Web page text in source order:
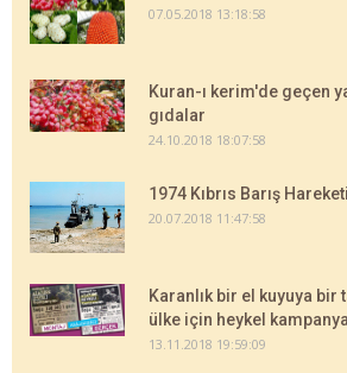
07.05.2018 13:18:58
Kuran-ı kerim'de geçen
gıdalar
24.10.2018 18:07:58
1974 Kıbrıs Barış
20.07.2018 11:47:58
Karanlık bir el kuyuya bir
ülke için heykel
13.11.2018 19:59:09